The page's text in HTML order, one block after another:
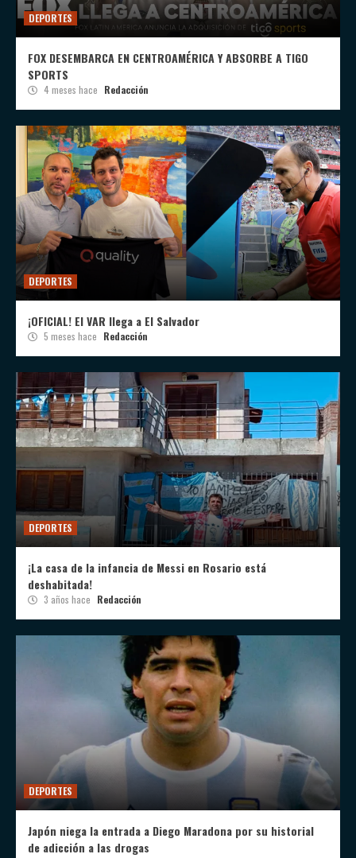
DEPORTES
FOX DESEMBARCA EN CENTROAMÉRICA Y ABSORBE A TIGO
SPORTS
4 meses hace Redacción
DEPORTES
¡OFICIAL! El VAR llega a El Salvador
5 meses hace Redacción
DEPORTES
¡La casa de la infancia de Messi en Rosario está
deshabitada!
3 años hace Redacción
DEPORTES
Japón niega la entrada a Diego Maradona por su historial
de adicción a las drogas